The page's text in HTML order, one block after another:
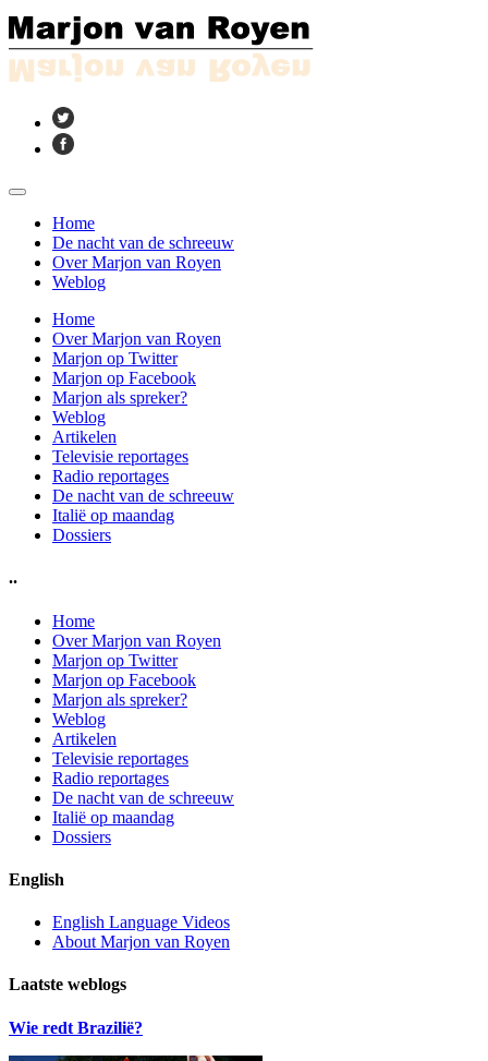
Home
De nacht van de schreeuw
Over Marjon van Royen
Weblog
Home
Over Marjon van Royen
Marjon op Twitter
Marjon op Facebook
Marjon als spreker?
Weblog
Artikelen
Televisie reportages
Radio reportages
De nacht van de schreeuw
Italië op maandag
Dossiers
..
Home
Over Marjon van Royen
Marjon op Twitter
Marjon op Facebook
Marjon als spreker?
Weblog
Artikelen
Televisie reportages
Radio reportages
De nacht van de schreeuw
Italië op maandag
Dossiers
English
English Language Videos
About Marjon van Royen
Laatste weblogs
Wie redt Brazilië?